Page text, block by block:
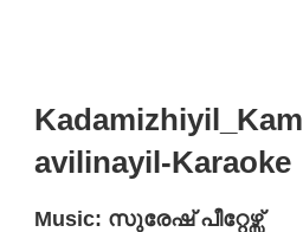
avilinayil-Karaoke
Music: സുരേഷ് പീറ്റേഴ്സ്